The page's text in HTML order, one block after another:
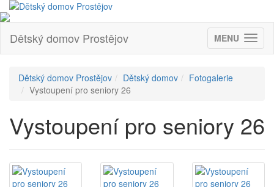
MENU
Dětský domov Prostějov
Dětský domov Prostějov Dětský domov
Fotogalerie
Vystoupení pro seniory 26
Vystoupení pro seniory 26